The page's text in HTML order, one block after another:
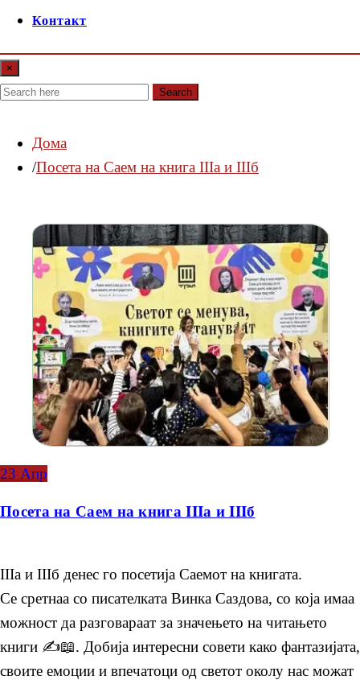
Контакт
×
Search
Дома
Посета на Саем на книга IIIа и IIIб
23 Апр
Посета на Саем на книга IIIа и IIIб
IIIа и IIIб денес го посетија Саемот на книгата.
Се сретнаа со писателката Винка Саздова, со која имаа
можност да разговараат за значењето на читањето
книги ✍️📖. Добија интересни совети како фантазијата,
своите емоции и впечатоци од светот околу нас можат